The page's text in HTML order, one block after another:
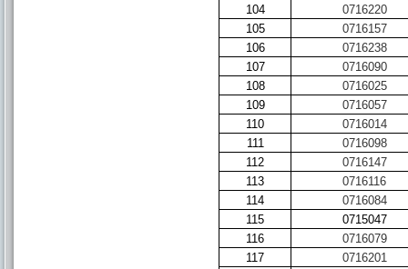
104
0716220
105
0716157
106
0716238
107
0716090
108
0716025
109
0716057
110
0716014
111
0716098
112
0716147
113
0716116
114
0716084
115
0715047
116
0716079
117
0716201